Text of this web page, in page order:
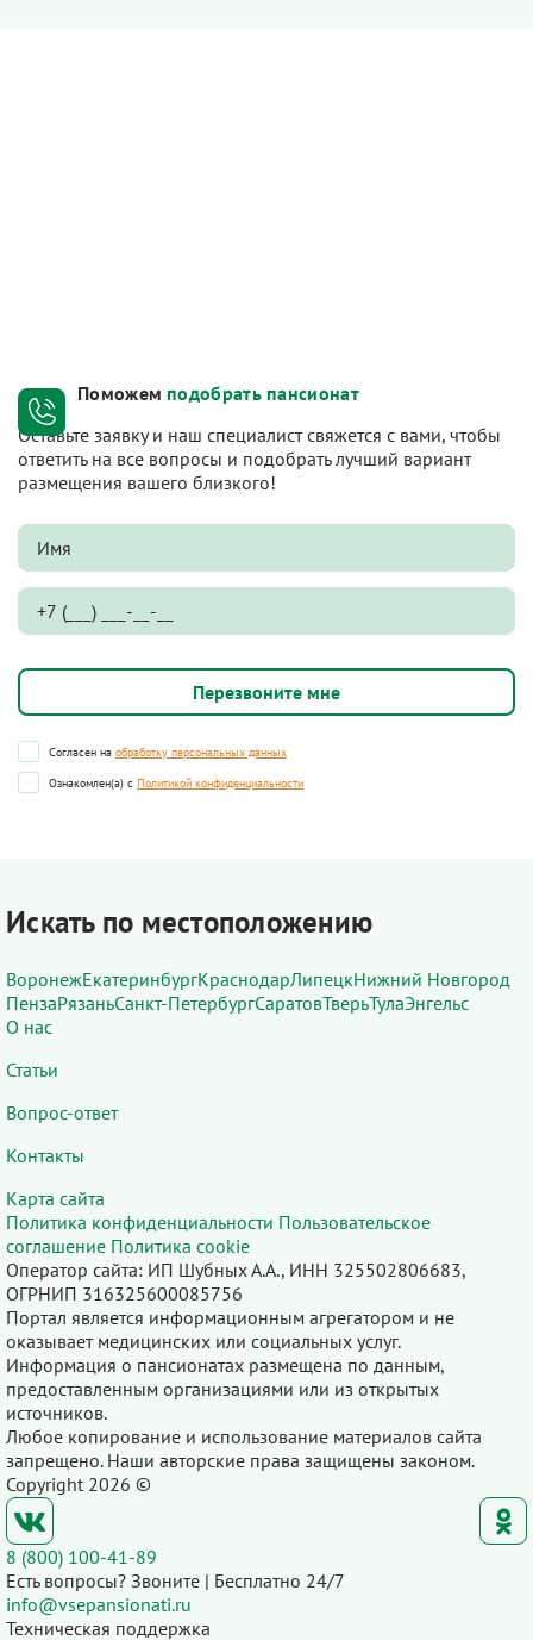
Поможем подобрать пансионат
Оставьте заявку и наш специалист свяжется с вами, чтобы
ответить на все вопросы и подобрать лучший вариант
размещения вашего близкого!
Согласен на обработку персональных данных
Ознакомлен(а) с Политикой конфиденциальности
Искать по местоположению
ВоронежЕкатеринбургКраснодарЛипецкНижний Новгород
ПензаРязаньСанкт-ПетербургСаратовТверьТулаЭнгельс
О нас
Статьи
Вопрос-ответ
Контакты
Карта сайта
Политика конфиденциальности Пользовательское
соглашение Политика cookie
Оператор сайта: ИП Шубных А.А., ИНН 325502806683,
ОГРНИП 316325600085756
Портал является информационным агрегатором и не
оказывает медицинских или социальных услуг.
Информация о пансионатах размещена по данным,
предоставленным организациями или из открытых
источников.
Любое копирование и использование материалов сайта
запрещено. Наши авторские права защищены законом.
Copyright 2026 ©
8 (800) 100-41-89
Есть вопросы? Звоните | Бесплатно 24/7
info@vsepansionati.ru
Техническая поддержка